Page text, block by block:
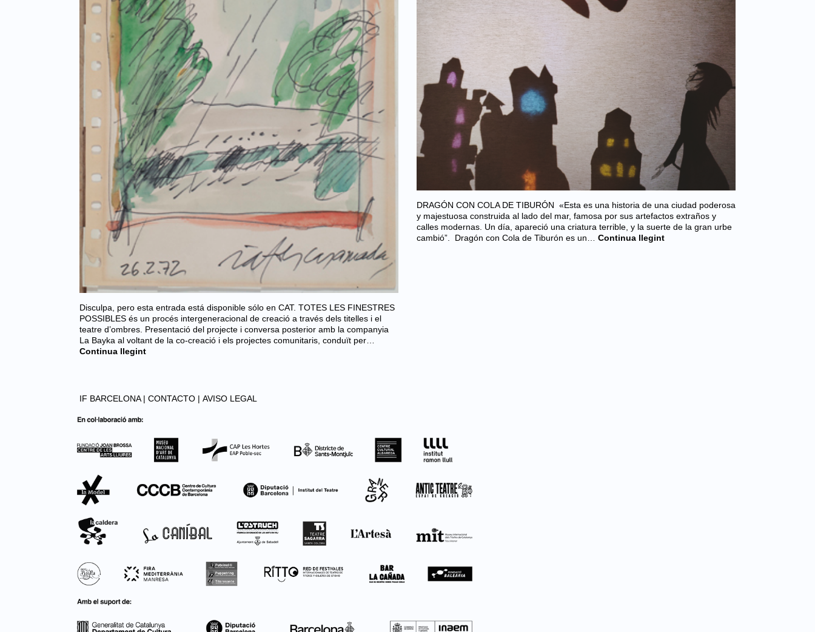
Disculpa, pero esta entrada está disponible sólo en CAT. TOTES LES FINESTRES
POSSIBLES és un procés intergeneracional de creació a través dels titelles i el
teatre d’ombres. Presentació del projecte i conversa posterior amb la companyia
La Bayka al voltant de la co-creació i els projectes comunitaris, conduït per…
Continua llegint
DRAGÓN CON COLA DE TIBURÓN «Esta es una historia de una ciudad poderosa
y majestuosa construida al lado del mar, famosa por sus artefactos extraños y
calles modernas. Un día, apareció una criatura terrible, y la suerte de la gran urbe
cambió”. Dragón con Cola de Tiburón es un…
Continua llegint
IF BARCELONA | CONTACTO | AVISO LEGAL